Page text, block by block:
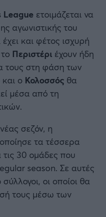
ετοιμάζεται να
αγωνιστικής του
και φέτος ισχυρή
Περιστέρι έχουν ήδη
τους στη φάση των
και ο Κολοσσός θα
μέσα από τη
σεζόν, η
τα τέσσερα
τις 30 ομάδες που
season. Σε αυτές
οι οποίοι θα
τους μέσω των